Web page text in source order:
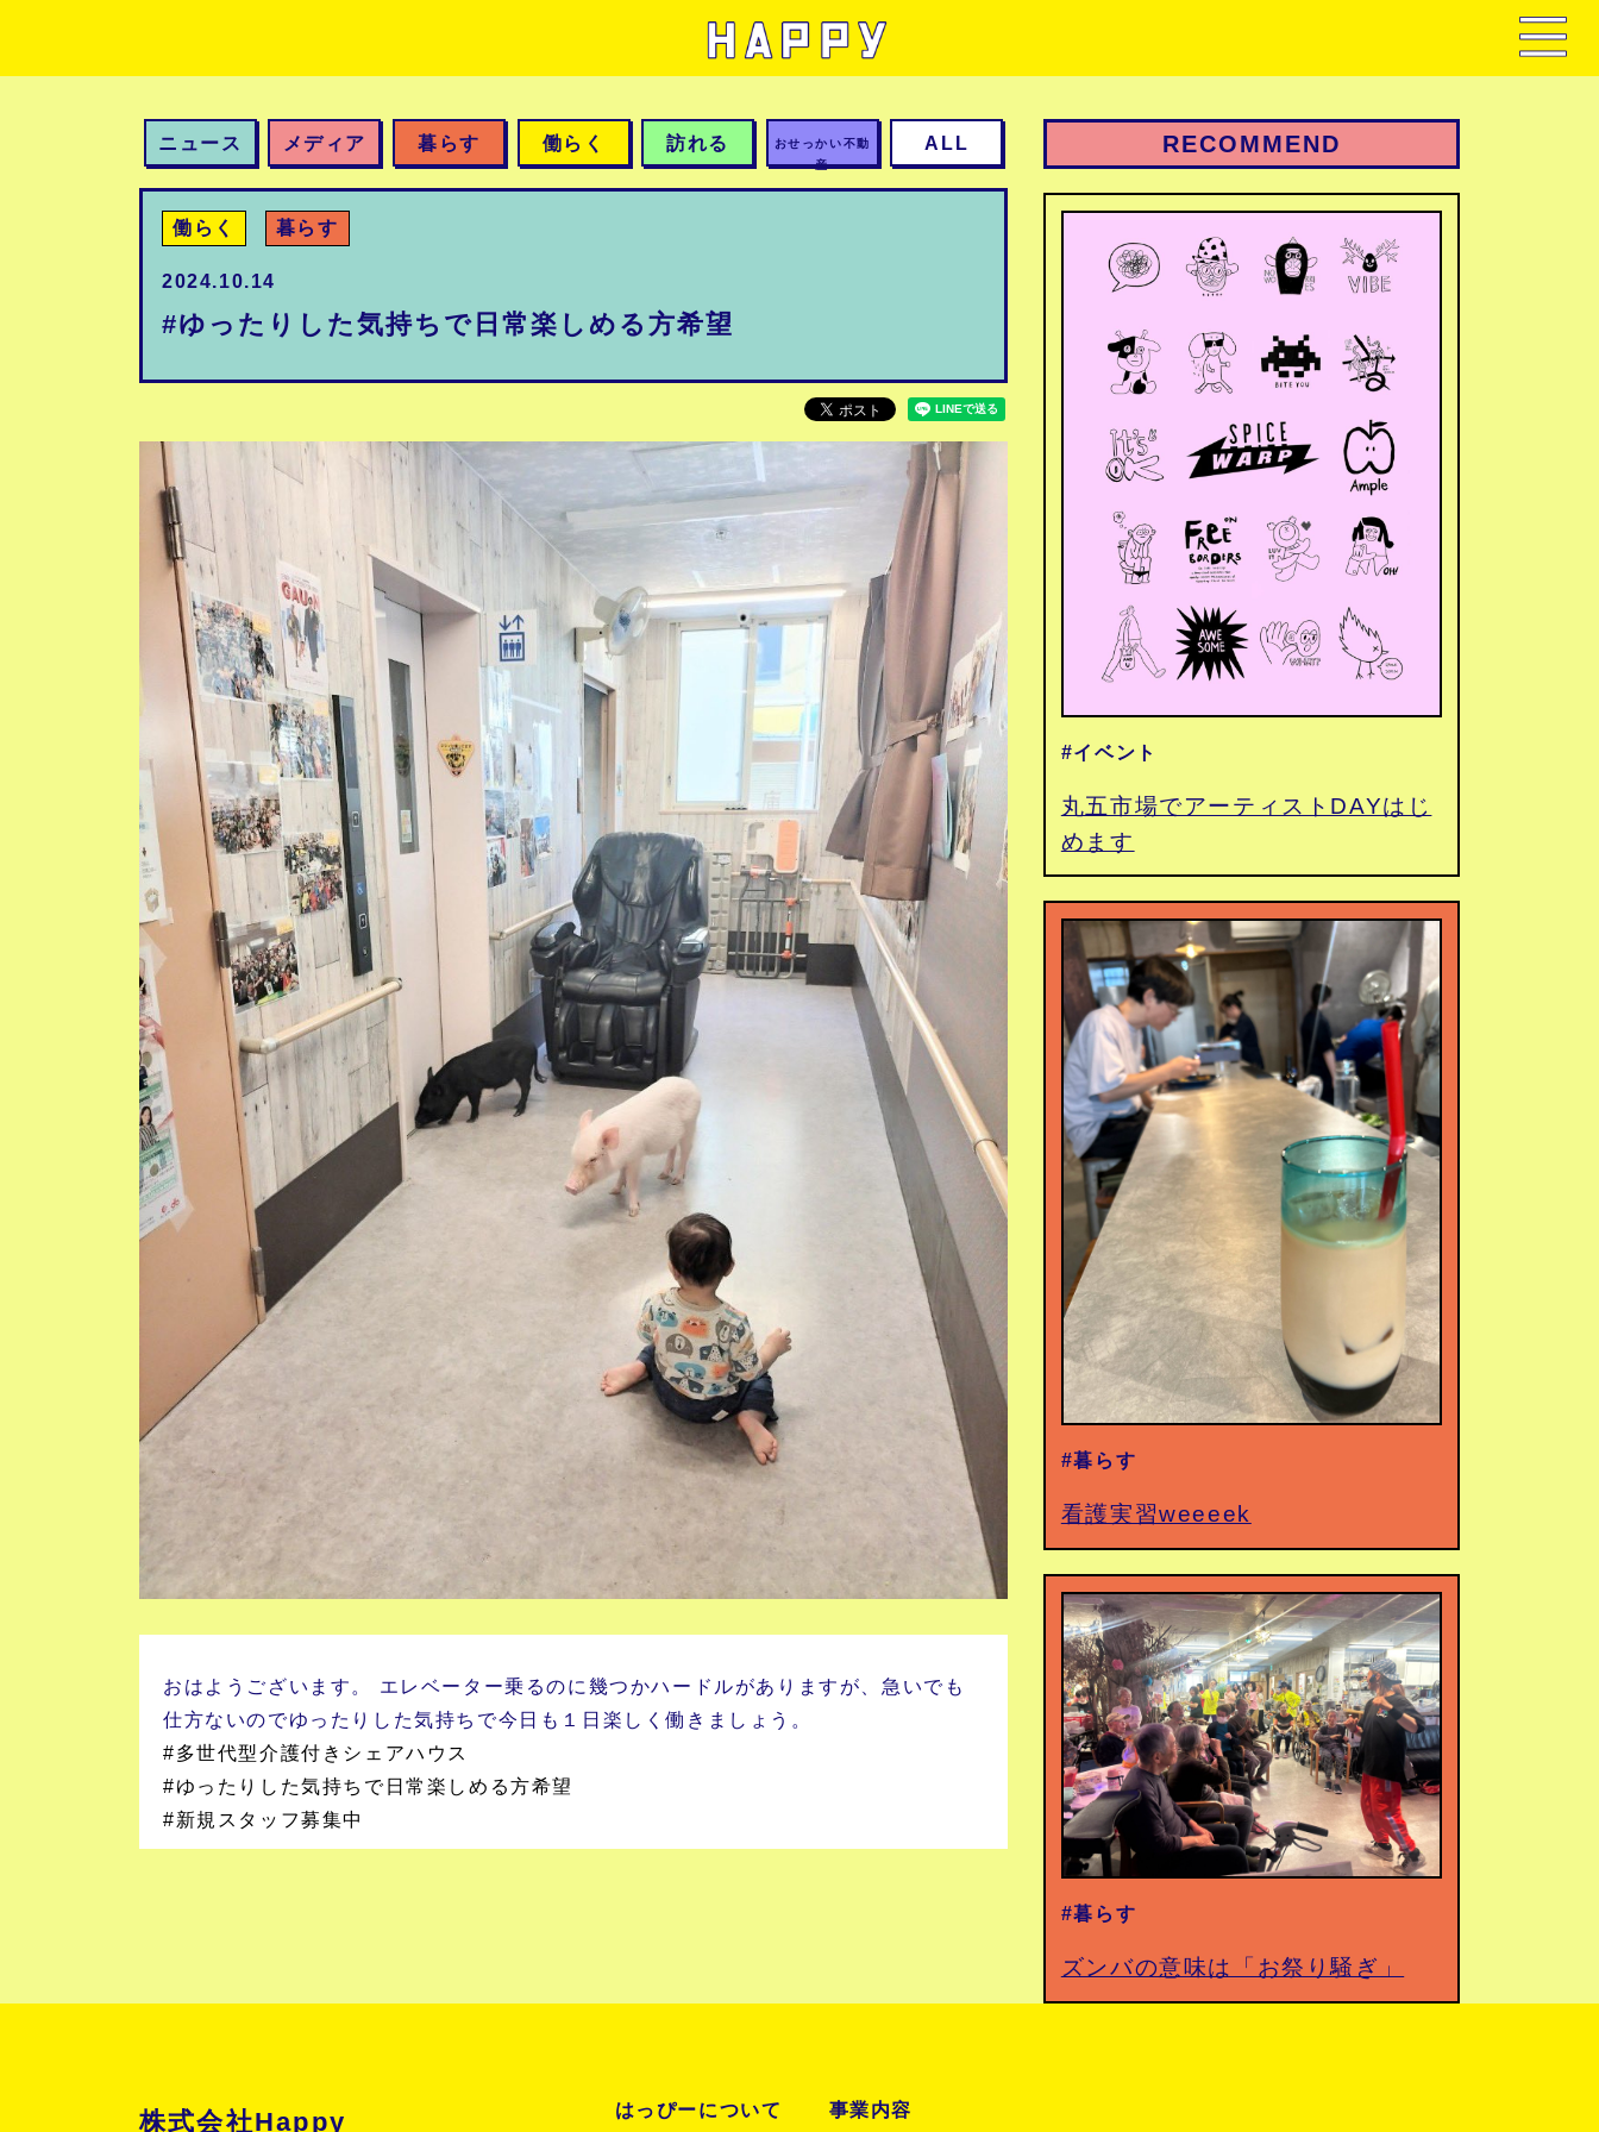
ニュース メディア 暮らす 働らく 訪れる
おせっかい不動
産
ALL
働らく 暮らす
2024.10.14
#ゆったりした気持ちで日常楽しめる方希望
おはようございます。 エレベーター乗るのに幾つかハードルがありますが、急いでも
仕方ないのでゆったりした気持ちで今日も１日楽しく働きましょう。
#多世代型介護付きシェアハウス
#ゆったりした気持ちで日常楽しめる方希望
#新規スタッフ募集中
RECOMMEND
#イベント
丸五市場でアーティストDAYはじ
めます
#暮らす
看護実習weeeek
#暮らす
ズンバの意味は「お祭り騒ぎ」
株式会社Happy はっぴーについて 事業内容